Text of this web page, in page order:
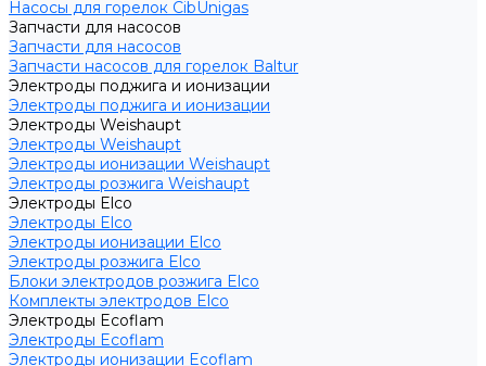
Насосы для горелок CibUnigas
Запчасти для насосов
Запчасти для насосов
Запчасти насосов для горелок Baltur
Электроды поджига и ионизации
Электроды поджига и ионизации
Электроды Weishaupt
Электроды Weishaupt
Электроды ионизации Weishaupt
Электроды розжига Weishaupt
Электроды Elco
Электроды Elco
Электроды ионизации Elco
Электроды розжига Elco
Блоки электродов розжига Elco
Комплекты электродов Elco
Электроды Ecoflam
Электроды Ecoflam
Электроды ионизации Ecoflam